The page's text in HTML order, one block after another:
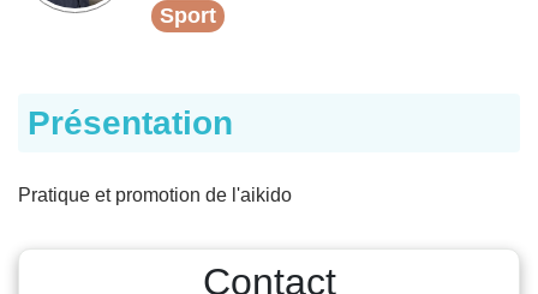
Sport
Présentation
Pratique et promotion de l'aikido
Contact